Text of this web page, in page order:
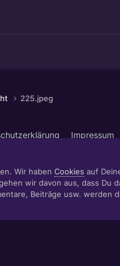
225.jpeg
Impressum
by Invision Community
Wir haben Cookies auf
wir davon aus, dass Du
Beiträge usw. werden